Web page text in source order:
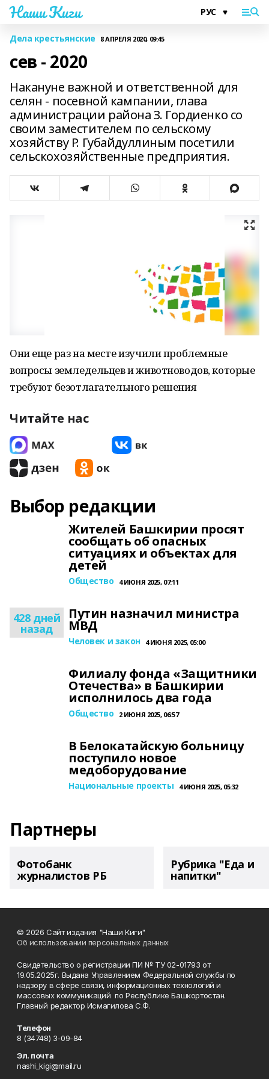
Наши Киги
Дела крестьянские 8 АПРЕЛЯ 2020, 09:45
сев - 2020
Накануне важной и ответственной для
селян - посевной кампании, глава
администрации района З. Гордиенко со
своим заместителем по сельскому
хозяйству Р. Губайдуллиным посетили
сельскохозяйственные предприятия.
Они еще раз на месте изучили проблемные
вопросы земледельцев и животноводов, которые
требуют безотлагательного решения
Читайте нас
Выбор редакции
Жителей Башкирии просят
сообщать об опасных
ситуациях и объектах для
детей
Общество 4 ИЮНЯ 2025, 07:11
428 дней
назад
Путин назначил министра
МВД
Человек и закон 4 ИЮНЯ 2025, 05:00
Филиалу фонда «Защитники
Отечества» в Башкирии
исполнилось два года
Общество 2 ИЮНЯ 2025, 06:57
В Белокатайскую больницу
поступило новое
медоборудование
Национальные проекты 4 ИЮНЯ 2025, 05:32
Партнеры
Фотобанк
журналистов РБ
Рубрика "Еда и
напитки"
© 2026 Сайт издания "Наши Киги"
Об использовании персональных данных
Свидетельство о регистрации ПИ № ТУ 02-01793 от
19.05.2025г. Выдана Управлением Федеральной службы по
надзору в сфере связи, информационных технологий и
массовых коммуникаций по Республике Башкортостан.
Главный редактор Исмагилова С.Ф.
Телефон
8 (34748) 3-09-84
Эл. почта
nashi_kigi@mail.ru